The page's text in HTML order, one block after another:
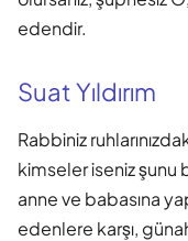
edendir.
Suat Yıldırım
Rabbiniz
kimseler iseniz şunu
anne ve babasına
edenlere karşı,